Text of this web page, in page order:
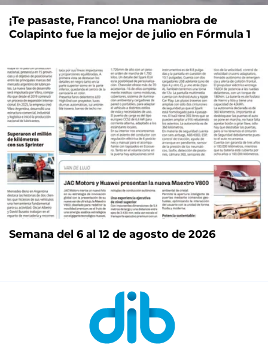
¡Te pasaste, Franco! Una maniobra de
Colapinto fue la mejor de julio en Fórmula 1
Semana del 6 al 12 de agosto de 2026